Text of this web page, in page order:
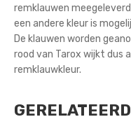
remklauwen
een andere kleur is
De klauwen worden
rood van Tarox wijkt dus
remklauwkleur.